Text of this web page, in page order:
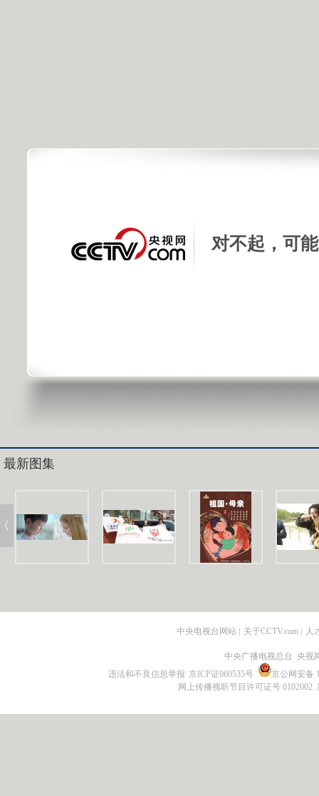
对不起，可
最新图集
中央电视台网站 | 关于CCTV.com | 人
中央广播电视总台 央视
违法和不良信息举报 京ICP证060535号
京公网安备
网上传播视听节目许可证号 0102002